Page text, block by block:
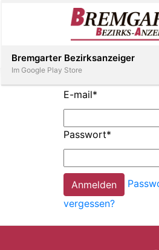
E-
Inserieren
E-mail*
Passwort*
vergessen?
Bremgarter Bezirksanzeiger
Im Google Play Store